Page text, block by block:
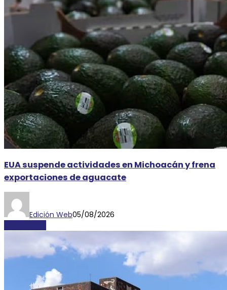
EUA suspende actividades en Michoacán y frena
exportaciones de aguacate
Edición Web05/08/2026